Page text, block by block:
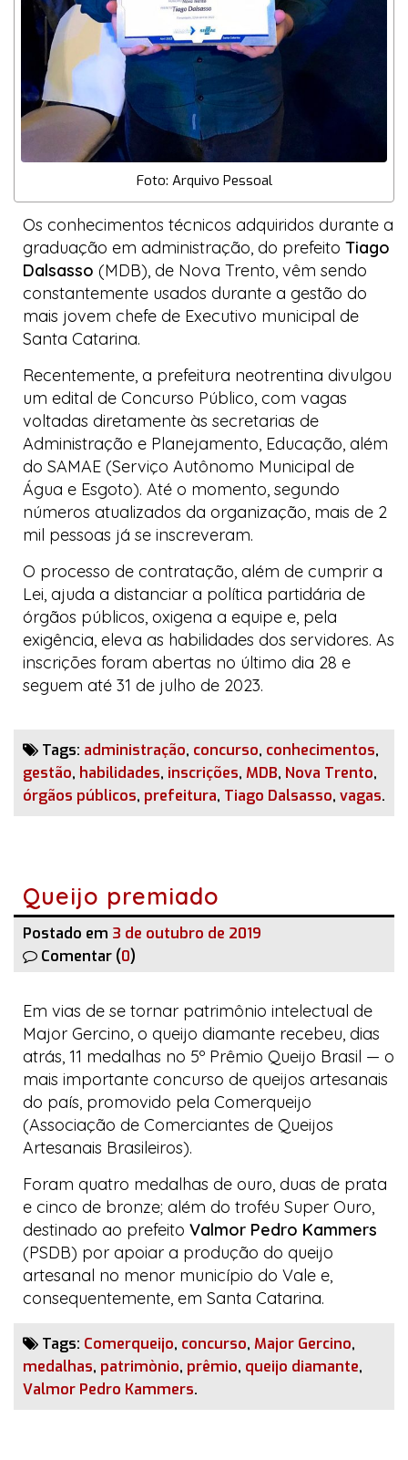
Foto: Arquivo Pessoal
Os conhecimentos técnicos adquiridos durante a
graduação em administração, do prefeito Tiago
Dalsasso (MDB), de Nova Trento, vêm sendo
constantemente usados durante a gestão do
mais jovem chefe de Executivo municipal de
Santa Catarina.
Recentemente, a prefeitura neotrentina divulgou
um edital de Concurso Público, com vagas
voltadas diretamente às secretarias de
Administração e Planejamento, Educação, além
do SAMAE (Serviço Autônomo Municipal de
Água e Esgoto). Até o momento, segundo
números atualizados da organização, mais de 2
mil pessoas já se inscreveram.
O processo de contratação, além de cumprir a
Lei, ajuda a distanciar a política partidária de
órgãos públicos, oxigena a equipe e, pela
exigência, eleva as habilidades dos servidores. As
inscrições foram abertas no último dia 28 e
seguem até 31 de julho de 2023.
Tags: administração, concurso, conhecimentos,
gestão, habilidades, inscrições, MDB, Nova Trento,
órgãos públicos, prefeitura, Tiago Dalsasso, vagas.
Queijo premiado
Postado em 3 de outubro de 2019
Comentar (0)
Em vias de se tornar patrimônio intelectual de
Major Gercino, o queijo diamante recebeu, dias
atrás, 11 medalhas no 5º Prêmio Queijo Brasil — o
mais importante concurso de queijos artesanais
do país, promovido pela Comerqueijo
(Associação de Comerciantes de Queijos
Artesanais Brasileiros).
Foram quatro medalhas de ouro, duas de prata
e cinco de bronze; além do troféu Super Ouro,
destinado ao prefeito Valmor Pedro Kammers
(PSDB) por apoiar a produção do queijo
artesanal no menor município do Vale e,
consequentemente, em Santa Catarina.
Tags: Comerqueijo, concurso, Major Gercino,
medalhas, patrimònio, prêmio, queijo diamante,
Valmor Pedro Kammers.